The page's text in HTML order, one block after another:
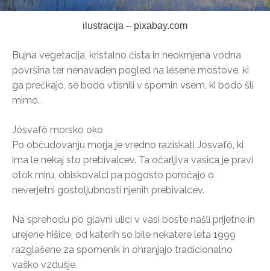
ilustracija – pixabay.com
Bujna vegetacija, kristalno čista in neokrnjena vodna
površina ter nenavaden pogled na lesene mostove, ki
ga prečkajo, se bodo vtisnili v spomin vsem, ki bodo šli
mimo.
Jósvafő morsko oko
Po občudovanju morja je vredno raziskati Jósvafő, ki
ima le nekaj sto prebivalcev. Ta očarljiva vasica je pravi
otok miru, obiskovalci pa pogosto poročajo o
neverjetni gostoljubnosti njenih prebivalcev.
Na sprehodu po glavni ulici v vasi boste našli prijetne in
urejene hišice, od katerih so bile nekatere leta 1999
razglašene za spomenik in ohranjajo tradicionalno
vaško vzdušje.